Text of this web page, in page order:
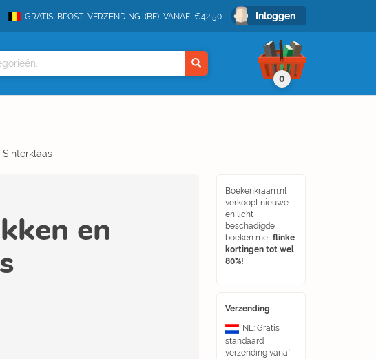
GRATIS BPOST VERZENDING (BE) VANAF €42,50 Inloggen
0
Sinterklaas
Boekenkraam.nl
verkoopt nieuwe
en licht
beschadigde
boeken met flinke
kortingen tot wel
80%!
Verzending
NL: Gratis
standaard
verzending vanaf
en